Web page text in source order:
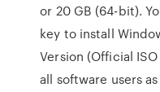
or 20 GB (64-bit).
key to install
Version (Official
all software users